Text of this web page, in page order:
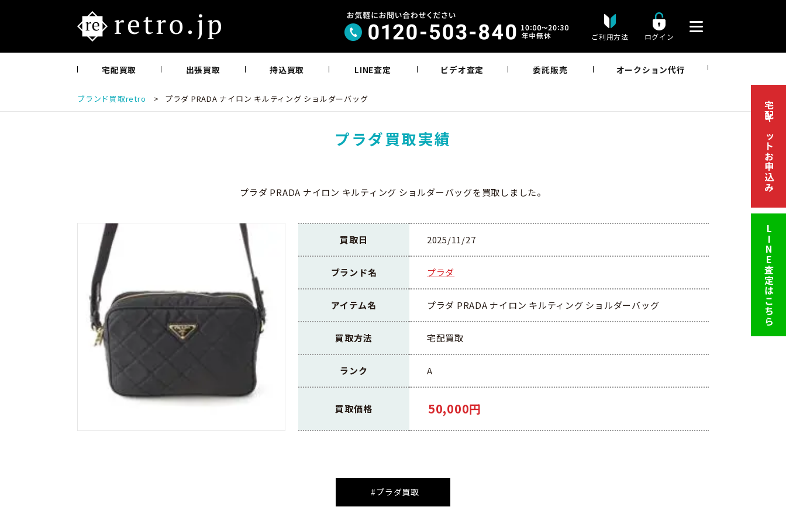
ご利用方法 ログイン
宅配買取 出張買取 持込買取 LINE査定 ビデオ査定 委託販売 オークション代行
ブランド買取retro > プラダ PRADA ナイロン キルティング ショルダーバッグ
宅配キットお申込み
LINE査定はこちら
プラダ買取実績
プラダ PRADA ナイロン キルティング ショルダーバッグを買取しました。
買取日 2025/11/27
ブランド名 プラダ
アイテム名 プラダ PRADA ナイロン キルティング ショルダーバッグ
買取方法 宅配買取
ランク A
買取価格 50,000円
#プラダ買取